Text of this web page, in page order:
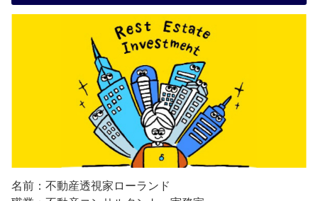
名前：不動産透視家ローランド